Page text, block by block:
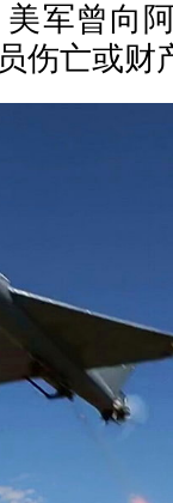
军曾向
伤亡或财